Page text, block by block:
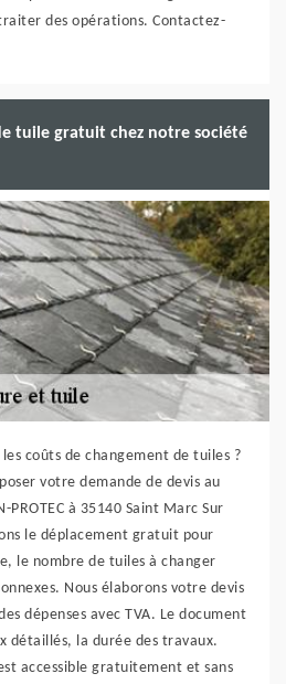
des opérations. Contactez-
tuile gratuit chez notre société
coûts de changement de tuiles ?
votre demande de devis au
à 35140 Saint Marc Sur
le déplacement gratuit pour
le nombre de tuiles à changer
Nous élaborons votre devis
dépenses avec TVA. Le document
détaillés, la durée des travaux.
accessible gratuitement et sans